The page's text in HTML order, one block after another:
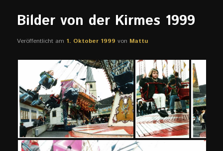
Bilder von der Kirmes 1999
Veröffentlicht am 1. Oktober 1999 von Mattu